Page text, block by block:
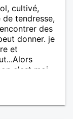
cultivé,
tendresse,
des
donner. je
et
c'est moi
suis